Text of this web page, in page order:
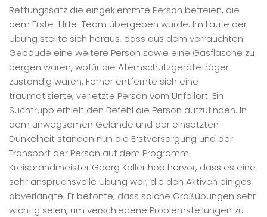
Rettungssatz die eingeklemmte Person befreien, die
dem Erste-Hilfe-Team übergeben wurde. Im Laufe der
Übung stellte sich heraus, dass aus dem verrauchten
Gebäude eine weitere Person sowie eine Gasflasche zu
bergen waren, wofür die Atemschutzgeräteträger
zuständig waren. Ferner entfernte sich eine
traumatisierte, verletzte Person vom Unfallort. Ein
Suchtrupp erhielt den Befehl die Person aufzufinden. In
dem unwegsamen Gelände und der einsetzten
Dunkelheit standen nun die Erstversorgung und der
Transport der Person auf dem Programm.
Kreisbrandmeister Georg Koller hob hervor, dass es eine
sehr anspruchsvolle Übung war, die den Aktiven einiges
abverlangte. Er betonte, dass solche Großübungen sehr
wichtig seien, um verschiedene Problemstellungen zu